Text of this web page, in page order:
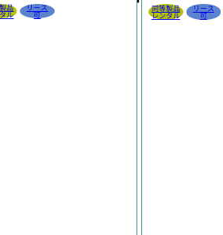
品
ル
リース
可
同等製品
レンタル
リース
可